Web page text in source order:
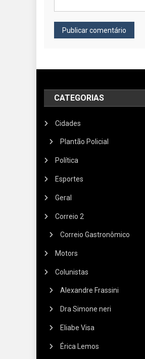
CATEGORIAS
Cidades
Plantão Policial
Política
Esportes
Geral
Correio 2
Correio Gastronômico
Motors
Colunistas
Alexandre Frassini
Dra Simone neri
Eliabe Visa
Érica Lemos